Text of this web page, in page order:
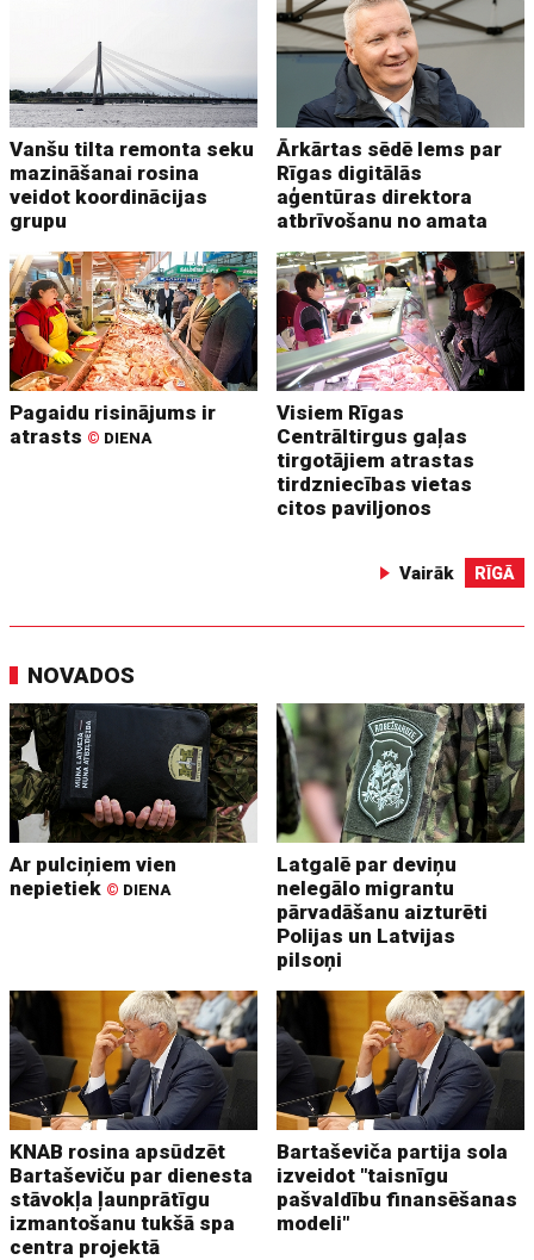
Vanšu tilta remonta seku
mazināšanai rosina
veidot koordinācijas
grupu
Ārkārtas sēdē lems par
Rīgas digitālās
aģentūras direktora
atbrīvošanu no amata
Pagaidu risinājums ir
atrasts © DIENA
Visiem Rīgas
Centrāltirgus gaļas
tirgotājiem atrastas
tirdzniecības vietas
citos paviljonos
Vairāk RĪGĀ
NOVADOS
Ar pulciņiem vien
nepietiek © DIENA
Latgalē par deviņu
nelegālo migrantu
pārvadāšanu aizturēti
Polijas un Latvijas
pilsoņi
KNAB rosina apsūdzēt
Bartaševiču par dienesta
stāvokļa ļaunprātīgu
izmantošanu tukšā spa
centra projektā
Bartaševiča partija sola
izveidot "taisnīgu
pašvaldību finansēšanas
modeli"